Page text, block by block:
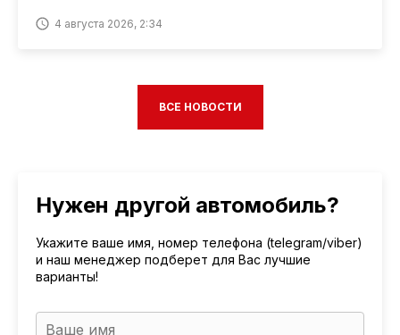
4 августа 2026, 2:34
ВСЕ НОВОСТИ
Нужен другой автомобиль?
Укажите ваше имя, номер телефона (telegram/viber)
и наш менеджер подберет для Вас лучшие
варианты!